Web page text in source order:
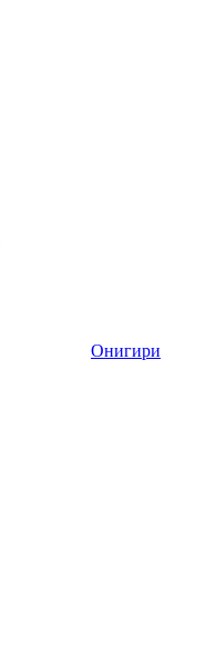
Онигири